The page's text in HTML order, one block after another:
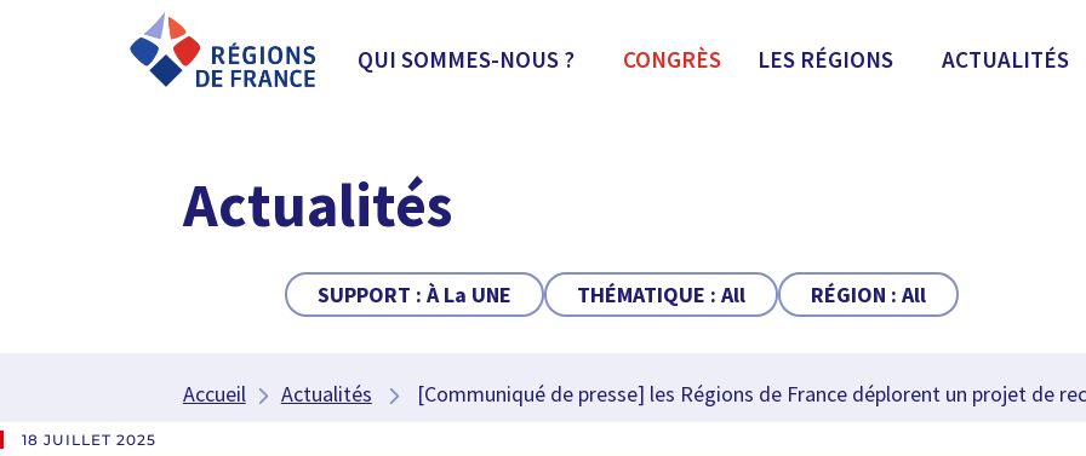
QUI SOMMES-NOUS ? CONGRÈS LES RÉGIONS ACTUALITÉS
Actualités
SUPPORT : À La UNE THÉMATIQUE : All RÉGION : All
Accueil Actualités [Communiqué de presse] les Régions de France déplorent un projet de
18 JUILLET 2025